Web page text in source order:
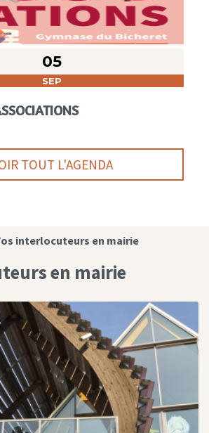
05
SEP
TOUT L'AGENDA
interlocuteurs en mairie
en mairie